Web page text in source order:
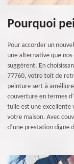
Pourquoi
Pour accorder un
une alternative que nos
suggèrent. En
77760, votre toit de
peinture sert à
couverture en termes
tuile est une
votre maison. Avec
d’une prestation digne